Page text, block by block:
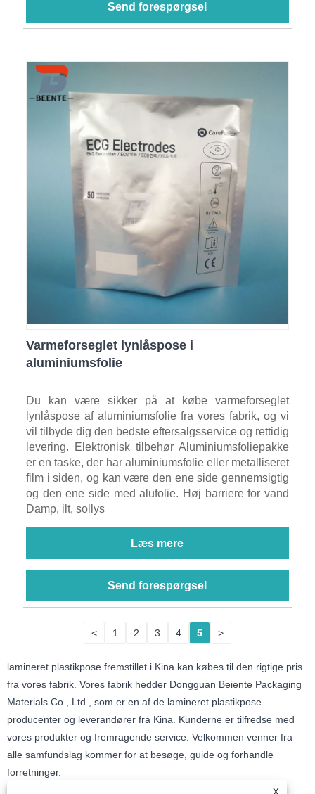
Send forespørgsel
Varmeforseglet lynlåspose i
aluminiumsfolie
Du kan være sikker på at købe varmeforseglet
lynlåspose af aluminiumsfolie fra vores fabrik, og vi
vil tilbyde dig den bedste eftersalgsservice og rettidig
levering. Elektronisk tilbehør Aluminiumsfoliepakke
er en taske, der har aluminiumsfolie eller metalliseret
film i siden, og kan være den ene side gennemsigtig
og den ene side med alufolie. Høj barriere for vand
Damp, ilt, sollys
Læs mere
Send forespørgsel
< 1 2 3 4 5 >
lamineret plastikpose fremstillet i Kina kan købes til den rigtige pris
fra vores fabrik. Vores fabrik hedder Dongguan Beiente Packaging
Materials Co., Ltd., som er en af ​​de lamineret plastikpose
producenter og leverandører fra Kina. Kunderne er tilfredse med
vores produkter og fremragende service. Velkommen venner fra
alle samfundslag kommer for at besøge, guide og forhandle
forretninger.